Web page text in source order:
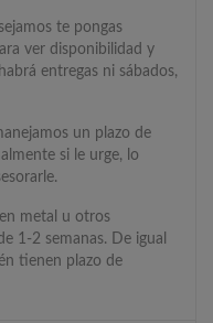
te pongas
ver disponibilidad y
entregas ni sábados,
un plazo de
si le urge, lo
metal u otros
1-2 semanas. De igual
tienen plazo de